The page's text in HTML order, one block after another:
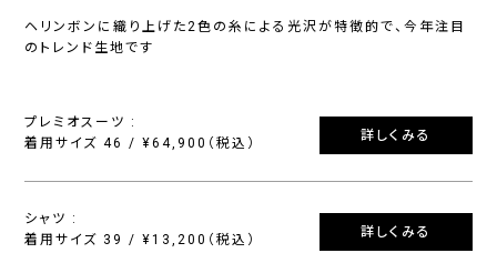
ヘリンボンに織り上げた2色の糸による光沢が特徴的で、今年注目
のトレンド生地です
プレミオスーツ :
着用サイズ 46 / ¥64,900（税込）
詳しくみる
シャツ :
着用サイズ 39 / ¥13,200（税込）
詳しくみる